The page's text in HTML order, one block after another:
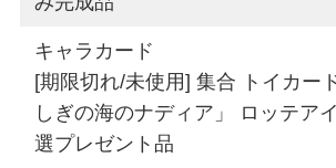
キャラカード
[期限切れ/未使用] 集合 トイカー
しぎの海のナディア」 ロッテア
選プレゼント品